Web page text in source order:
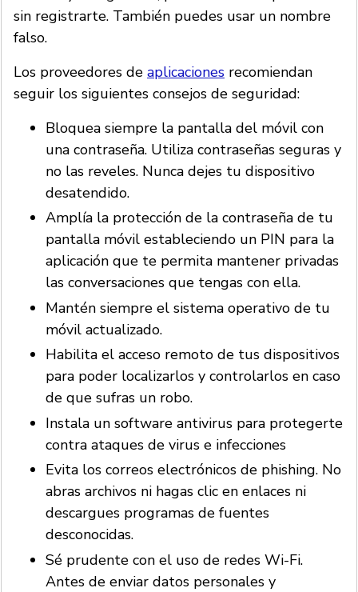
sin registrarte. También puedes usar un nombre
falso.
Los proveedores de aplicaciones recomiendan
seguir los siguientes consejos de seguridad:
Bloquea siempre la pantalla del móvil con
una contraseña. Utiliza contraseñas seguras y
no las reveles. Nunca dejes tu dispositivo
desatendido.
Amplía la protección de la contraseña de tu
pantalla móvil estableciendo un PIN para la
aplicación que te permita mantener privadas
las conversaciones que tengas con ella.
Mantén siempre el sistema operativo de tu
móvil actualizado.
Habilita el acceso remoto de tus dispositivos
para poder localizarlos y controlarlos en caso
de que sufras un robo.
Instala un software antivirus para protegerte
contra ataques de virus e infecciones
Evita los correos electrónicos de phishing. No
abras archivos ni hagas clic en enlaces ni
descargues programas de fuentes
desconocidas.
Sé prudente con el uso de redes Wi-Fi.
Antes de enviar datos personales y